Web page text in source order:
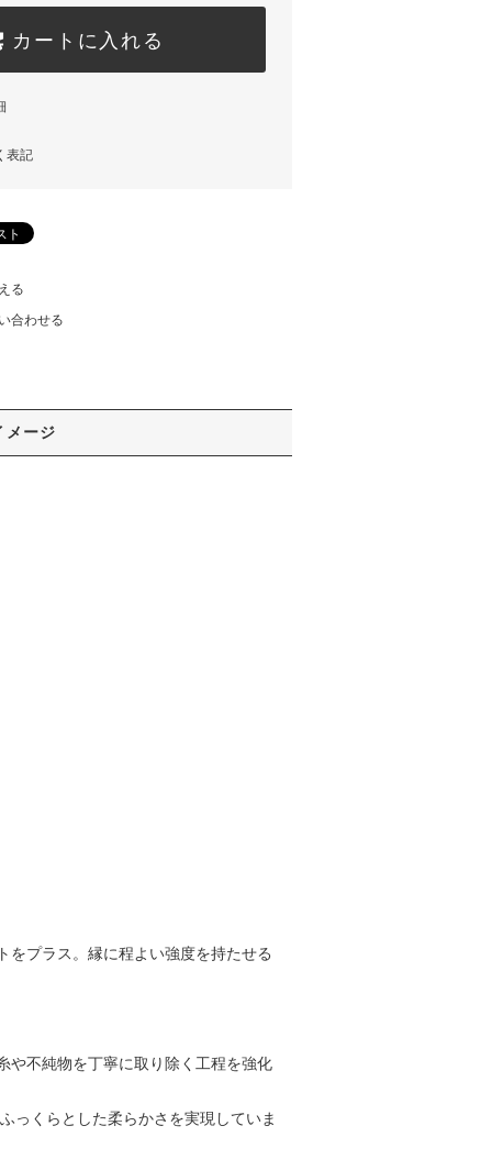
カートに入れる
表記
る
合わせる
メージ
をプラス。縁に程よい強度を持たせる
や不純物を丁寧に取り除く工程を強化
っくらとした柔らかさを実現していま